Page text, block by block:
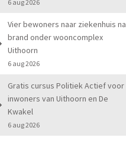
6 aug 2026
Vier bewoners naar ziekenhuis na
brand onder wooncomplex
Uithoorn
6 aug 2026
Gratis cursus Politiek Actief voor
inwoners van Uithoorn en De
Kwakel
6 aug 2026